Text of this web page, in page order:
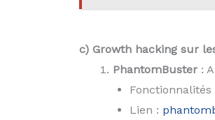
c) Growth hacking sur
PhantomBuster:
Lien :